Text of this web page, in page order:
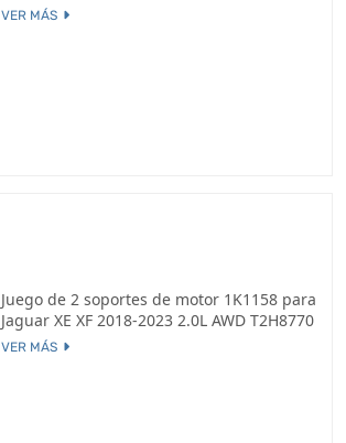
VER MÁS
Juego de 2 soportes de motor 1K1158 para
Jaguar XE XF 2018-2023 2.0L AWD T2H8770
VER MÁS